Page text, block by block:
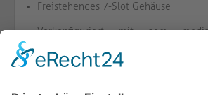
Freistehendes 7-Slot Gehäuse
Vorkonfiguriert mit dem
Einzelner 8K/5K-Ausgang